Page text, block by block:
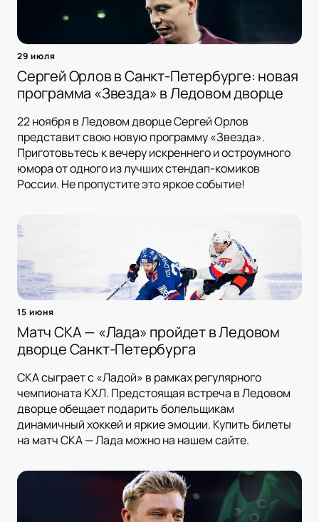
29 июля
Сергей Орлов в Санкт-Петербурге: новая
программа «Звезда» в Ледовом дворце
22 ноября в Ледовом дворце Сергей Орлов
представит свою новую программу «Звезда».
Приготовьтесь к вечеру искреннего и остроумного
юмора от одного из лучших стендап-комиков
России. Не пропустите это яркое событие!
15 июня
Матч СКА — «Лада» пройдет в Ледовом
дворце Санкт-Петербурга
СКА сыграет с «Ладой» в рамках регулярного
чемпионата КХЛ. Предстоящая встреча в Ледовом
дворце обещает подарить болельщикам
динамичный хоккей и яркие эмоции. Купить билеты
на матч СКА — Лада можно на нашем сайте.